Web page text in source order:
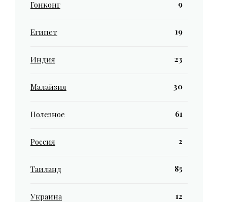
Гонконг 9
Египет 19
Индия 23
Малайзия 30
Полезное 61
Россия 2
Таиланд 85
Украина 12